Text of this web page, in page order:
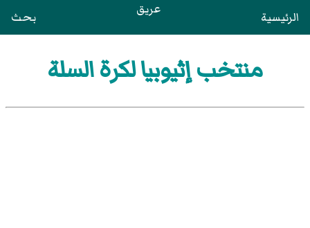
الرئيسية عريق بحث
منتخب إثيوبيا لكرة السلة